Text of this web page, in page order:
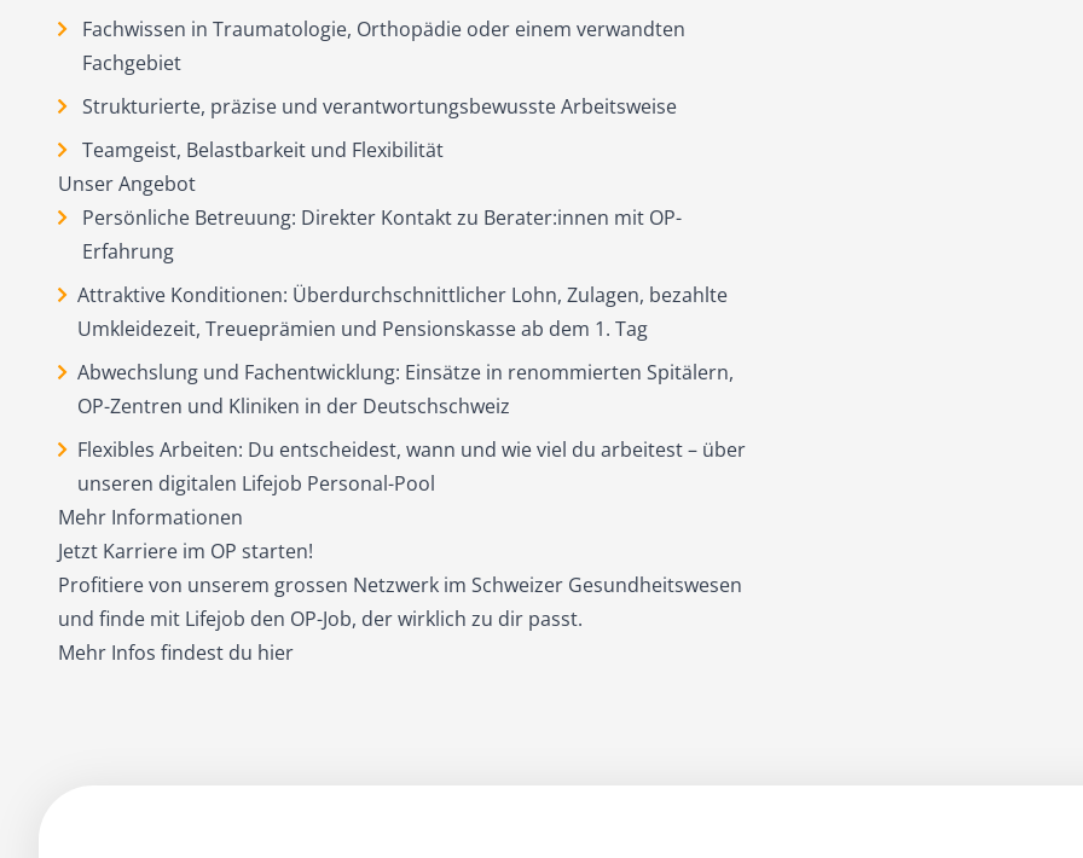
Fachwissen in Traumatologie, Orthopädie oder einem verwandten
Fachgebiet
Strukturierte, präzise und verantwortungsbewusste Arbeitsweise
Teamgeist, Belastbarkeit und Flexibilität
Unser Angebot
Persönliche Betreuung: Direkter Kontakt zu Berater:innen mit OP-
Erfahrung
Attraktive Konditionen: Überdurchschnittlicher Lohn, Zulagen, bezahlte
Umkleidezeit, Treueprämien und Pensionskasse ab dem 1. Tag
Abwechslung und Fachentwicklung: Einsätze in renommierten Spitälern,
OP-Zentren und Kliniken in der Deutschschweiz
Flexibles Arbeiten: Du entscheidest, wann und wie viel du arbeitest – über
unseren digitalen Lifejob Personal-Pool
Mehr Informationen
Jetzt Karriere im OP starten!
Profitiere von unserem grossen Netzwerk im Schweizer Gesundheitswesen
und finde mit Lifejob den OP-Job, der wirklich zu dir passt.
Mehr Infos findest du hier